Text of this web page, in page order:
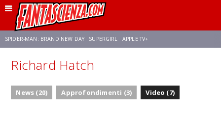
SPIDER-MAN: BRAND NEW DAY SUPERGIRL APPLE TV+
FRANCO RICCIARDIELLO ZENDAYA
Richard Hatch
News (20) Approfondimenti (3) Video (7)